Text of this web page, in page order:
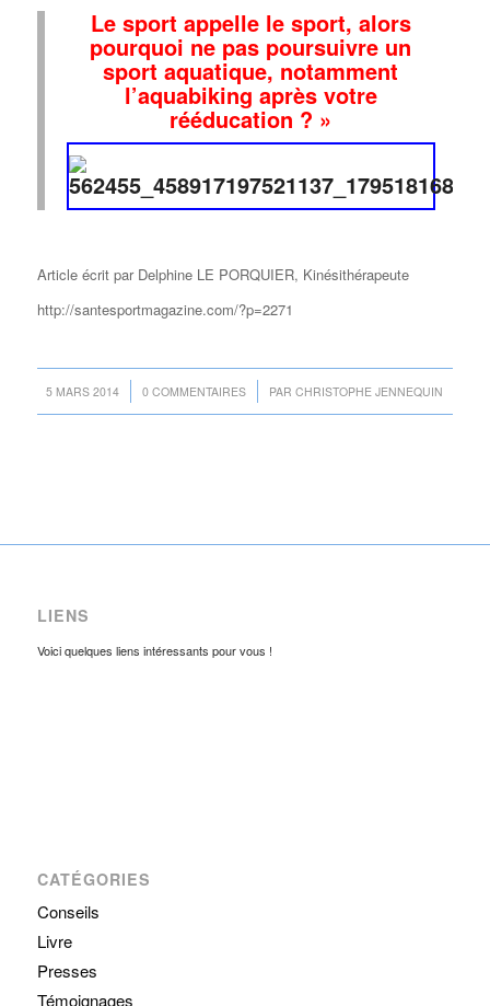
Le sport appelle le sport, alors
pourquoi ne pas poursuivre un
sport aquatique, notamment
l’aquabiking après votre
rééducation ? »
Article écrit par Delphine LE PORQUIER, Kinésithérapeute
http://santesportmagazine.com/?p=2271
5 MARS 2014
/ 0 COMMENTAIRES
/ PARCHRISTOPHE JENNEQUIN
LIENS
Voici quelques liens intéressants pour vous !
CATÉGORIES
Conseils
Livre
Presses
Témoignages